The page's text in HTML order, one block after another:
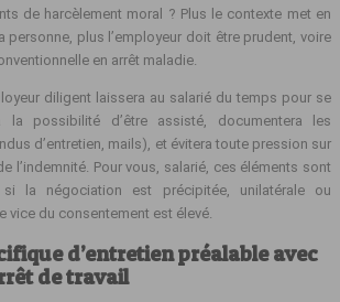
de harcèlement moral ? Plus le contexte met en
personne, plus l’employeur doit être prudent, voire
en arrêt maladie.
diligent laissera au salarié du temps pour se
la possibilité d’être assisté, documentera les
d’entretien, mails), et évitera toute pression sur
l’indemnité. Pour vous, salarié, ces éléments sont
la négociation est précipitée, unilatérale ou
vice du consentement est élevé.
d’entretien préalable avec
de travail